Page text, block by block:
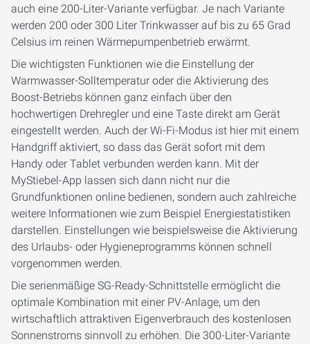
auch eine 200-Liter-Variante verfügbar. Je nach Variante
werden 200 oder 300 Liter Trinkwasser auf bis zu 65 Grad
Celsius im reinen Wärmepumpenbetrieb erwärmt.
Die wichtigsten Funktionen wie die Einstellung der
Warmwasser-Solltemperatur oder die Aktivierung des
Boost-Betriebs können ganz einfach über den
hochwertigen Drehregler und eine Taste direkt am Gerät
eingestellt werden. Auch der Wi-Fi-Modus ist hier mit einem
Handgriff aktiviert, so dass das Gerät sofort mit dem
Handy oder Tablet verbunden werden kann. Mit der
MyStiebel-App lassen sich dann nicht nur die
Grundfunktionen online bedienen, sondern auch zahlreiche
weitere Informationen wie zum Beispiel Energiestatistiken
darstellen. Einstellungen wie beispielsweise die Aktivierung
des Urlaubs- oder Hygieneprogramms können schnell
vorgenommen werden.
Die serienmäßige SG-Ready-Schnittstelle ermöglicht die
optimale Kombination mit einer PV-Anlage, um den
wirtschaftlich attraktiven Eigenverbrauch des kostenlosen
Sonnenstroms sinnvoll zu erhöhen. Die 300-Liter-Variante